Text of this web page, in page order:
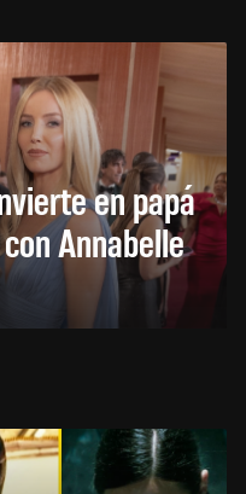
en papá
Annabelle